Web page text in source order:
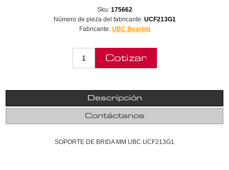
Sku: 175662
Número de pieza del fabricante: UCF213G1
Fabricante: UBC Bearing
Descripción
Contáctanos
SOPORTE DE BRIDA MM UBC UCF213G1